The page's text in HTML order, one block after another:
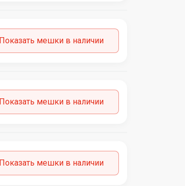
Показать мешки в наличии
Показать мешки в наличии
Показать мешки в наличии